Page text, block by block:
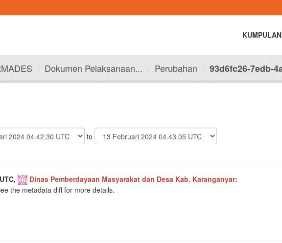
Dokumen Pelaksanaan... Perubahan 93d6fc26-7edb-
to
Dinas Pemberdayaan Masyarakat dan Desa Kab. Karanganyar:
the metadata diff for more details.